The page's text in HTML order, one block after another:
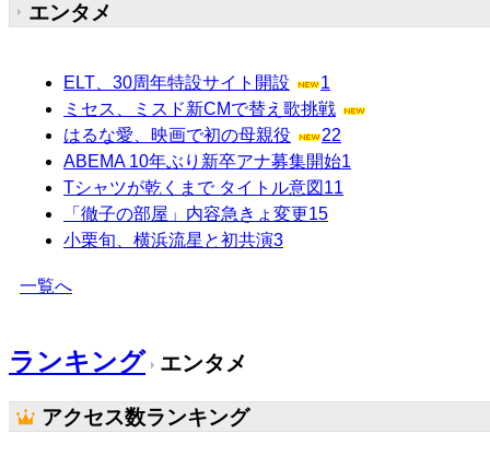
エンタメ
ELT、30周年特設サイト開設
1
ミセス、ミスド新CMで替え歌挑戦
はるな愛、映画で初の母親役
22
ABEMA 10年ぶり新卒アナ募集開始1
Tシャツが乾くまで タイトル意図 11
「徹子の部屋」内容急きょ変更15
小栗旬、横浜流星と初共演3
一覧へ
ランキング エンタメ
アクセス数ランキング